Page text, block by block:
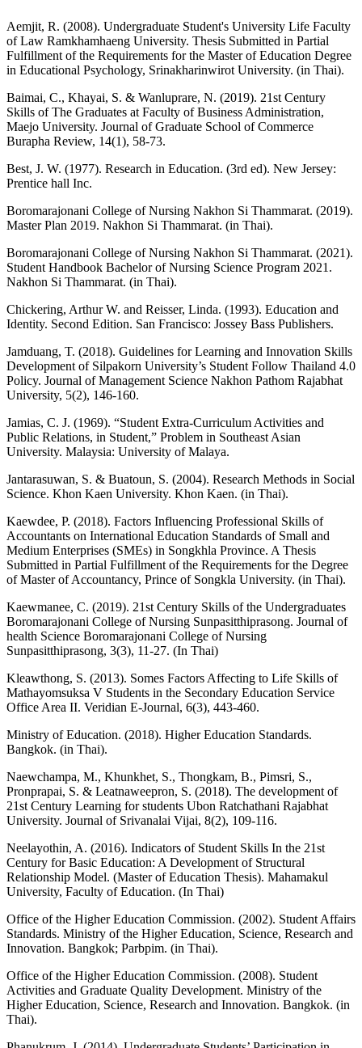
Aemjit, R. (2008). Undergraduate Student's University Life Faculty
of Law Ramkhamhaeng University. Thesis Submitted in Partial
Fulfillment of the Requirements for the Master of Education Degree
in Educational Psychology, Srinakharinwirot University. (in Thai).
Baimai, C., Khayai, S. & Wanluprare, N. (2019). 21st Century
Skills of The Graduates at Faculty of Business Administration,
Maejo University. Journal of Graduate School of Commerce
Burapha Review, 14(1), 58-73.
Best, J. W. (1977). Research in Education. (3rd ed). New Jersey:
Prentice hall Inc.
Boromarajonani College of Nursing Nakhon Si Thammarat. (2019).
Master Plan 2019. Nakhon Si Thammarat. (in Thai).
Boromarajonani College of Nursing Nakhon Si Thammarat. (2021).
Student Handbook Bachelor of Nursing Science Program 2021.
Nakhon Si Thammarat. (in Thai).
Chickering, Arthur W. and Reisser, Linda. (1993). Education and
Identity. Second Edition. San Francisco: Jossey Bass Publishers.
Jamduang, T. (2018). Guidelines for Learning and Innovation Skills
Development of Silpakorn University’s Student Follow Thailand 4.0
Policy. Journal of Management Science Nakhon Pathom Rajabhat
University, 5(2), 146-160.
Jamias, C. J. (1969). “Student Extra-Curriculum Activities and
Public Relations, in Student,” Problem in Southeast Asian
University. Malaysia: University of Malaya.
Jantarasuwan, S. & Buatoun, S. (2004). Research Methods in Social
Science. Khon Kaen University. Khon Kaen. (in Thai).
Kaewdee, P. (2018). Factors Influencing Professional Skills of
Accountants on International Education Standards of Small and
Medium Enterprises (SMEs) in Songkhla Province. A Thesis
Submitted in Partial Fulfillment of the Requirements for the Degree
of Master of Accountancy, Prince of Songkla University. (in Thai).
Kaewmanee, C. (2019). 21st Century Skills of the Undergraduates
Boromarajonani College of Nursing Sunpasitthiprasong. Journal of
health Science Boromarajonani College of Nursing
Sunpasitthiprasong, 3(3), 11-27. (In Thai)
Kleawthong, S. (2013). Somes Factors Affecting to Life Skills of
Mathayomsuksa V Students in the Secondary Education Service
Office Area II. Veridian E-Journal, 6(3), 443-460.
Ministry of Education. (2018). Higher Education Standards.
Bangkok. (in Thai).
Naewchampa, M., Khunkhet, S., Thongkam, B., Pimsri, S.,
Pronprapai, S. & Leatnaweepron, S. (2018). The development of
21st Century Learning for students Ubon Ratchathani Rajabhat
University. Journal of Srivanalai Vijai, 8(2), 109-116.
Neelayothin, A. (2016). Indicators of Student Skills In the 21st
Century for Basic Education: A Development of Structural
Relationship Model. (Master of Education Thesis). Mahamakul
University, Faculty of Education. (In Thai)
Office of the Higher Education Commission. (2002). Student Affairs
Standards. Ministry of the Higher Education, Science, Research and
Innovation. Bangkok; Parbpim. (in Thai).
Office of the Higher Education Commission. (2008). Student
Activities and Graduate Quality Development. Ministry of the
Higher Education, Science, Research and Innovation. Bangkok. (in
Thai).